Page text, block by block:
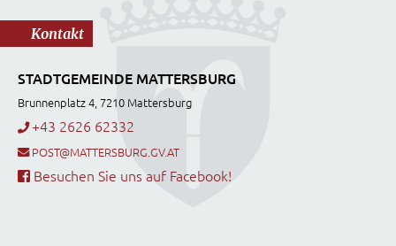
Kontakt
STADTGEMEINDE MATTERSBURG
Brunnenplatz 4, 7210 Mattersburg
+43 2626 62332
POST@MATTERSBURG.GV.AT
Besuchen Sie uns auf Facebook!